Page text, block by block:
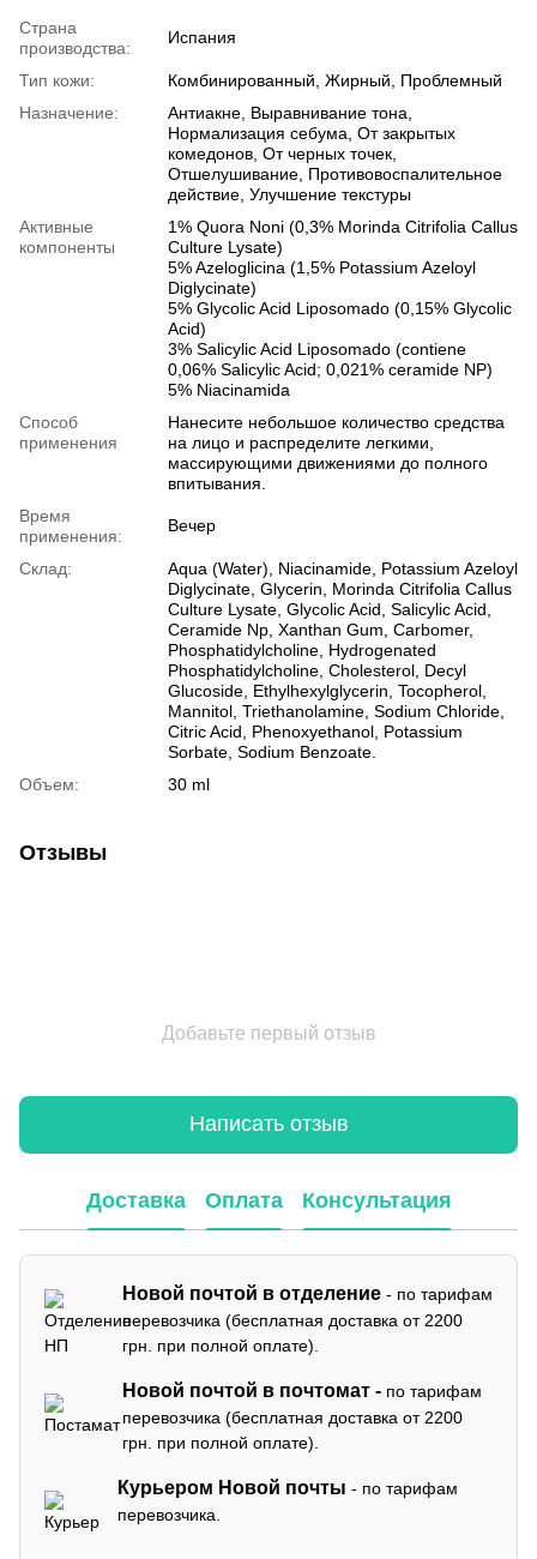
Страна
производства:
Испания
Тип кожи:
Комбинированный, Жирный, Проблемный
Назначение:
Антиакне, Выравнивание тона,
Нормализация себума, От закрытых
комедонов, От черных точек,
Отшелушивание, Противовоспалительное
действие, Улучшение текстуры
Активные
компоненты
1% Quora Noni (0,3% Morinda Citrifolia Callus
Culture Lysate)
5% Azeloglicina (1,5% Potassium Azeloyl
Diglycinate)
5% Glycolic Acid Liposomado (0,15% Glycolic
Acid)
3% Salicylic Acid Liposomado (contiene
0,06% Salicylic Acid; 0,021% ceramide NP)
5% Niacinamida
Способ
применения
Нанесите небольшое количество средства
на лицо и распределите легкими,
массирующими движениями до полного
впитывания.
Время
применения:
Вечер
Склад:
Aqua (Water), Niacinamide, Potassium Azeloyl
Diglycinate, Glycerin, Morinda Citrifolia Callus
Culture Lysate, Glycolic Acid, Salicylic Acid,
Ceramide Np, Xanthan Gum, Carbomer,
Phosphatidylcholine, Hydrogenated
Phosphatidylcholine, Cholesterol, Decyl
Glucoside, Ethylhexylglycerin, Tocopherol,
Mannitol, Triethanolamine, Sodium Chloride,
Citric Acid, Phenoxyethanol, Potassium
Sorbate, Sodium Benzoate.
Объем:
30 ml
Отзывы
Добавьте первый отзыв
Написать отзыв
Доставка Оплата Консультация
Новой почтой в отделение - по тарифам
перевозчика (бесплатная доставка от 2200
грн. при полной оплате).
Новой почтой в почтомат - по тарифам
перевозчика (бесплатная доставка от 2200
грн. при полной оплате).
Курьером Новой почты - по тарифам
перевозчика.